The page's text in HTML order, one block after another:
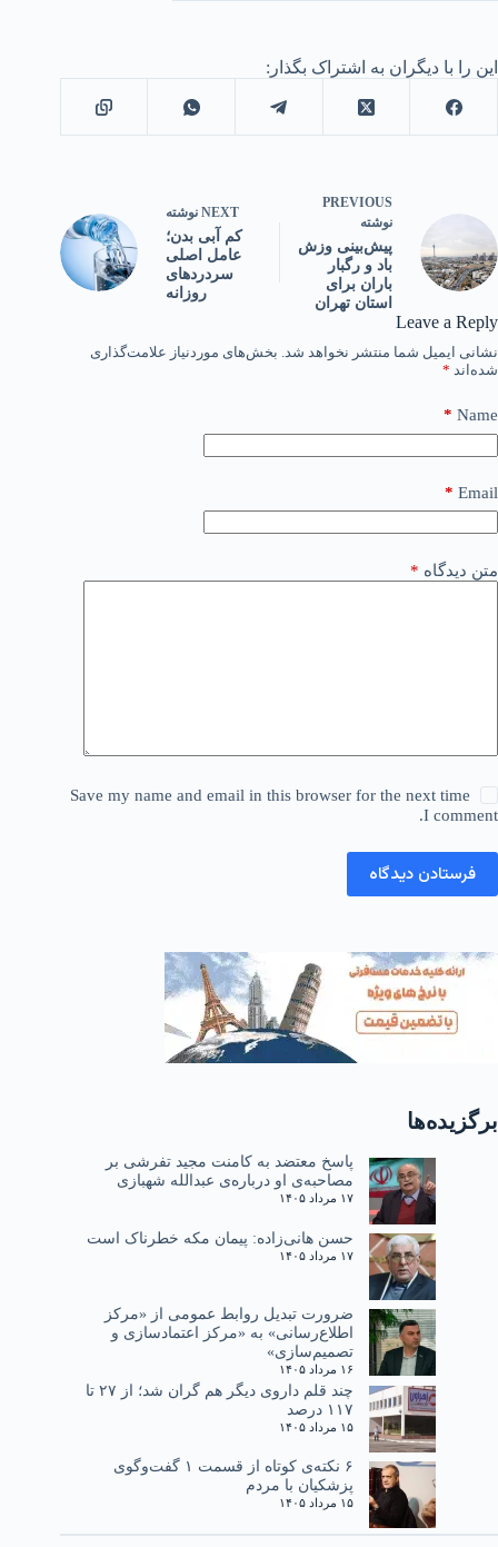
این را با دیگران به اشتراک بگذار:
PREVIOUS
نوشته
پیش‌بینی وزش
باد و رگبار
باران برای
استان تهران
NEXT نوشته
کم آبی بدن؛
عامل اصلی
سردردهای
روزانه
Leave a Reply
نشانی ایمیل شما منتشر نخواهد شد. بخش‌های موردنیاز علامت‌گذاری
شده‌اند *
Name
*
Email
*
متن دیدگاه *
Save my name and email in this browser for the next time
I comment.
فرستادن دیدگاه
برگزیده‌ها
پاسخ معتضد به کامنت مجید تفرشی بر
مصاحبه‌ی او درباره‌ی عبدالله شهبازی
۱۷ مرداد ۱۴۰۵
حسن هانی‌زاده: پیمان مکه خطرناک است
۱۷ مرداد ۱۴۰۵
ضرورت تبدیل روابط عمومی از «مرکز
اطلاع‌رسانی» به «مرکز اعتمادسازی و
تصمیم‌سازی»
۱۶ مرداد ۱۴۰۵
چند قلم داروی دیگر هم گران شد؛ از ۲۷ تا
۱۱۷ درصد
۱۵ مرداد ۱۴۰۵
۶ نکته‌ی کوتاه از قسمت ۱ گفت‌وگوی
پزشکیان با مردم
۱۵ مرداد ۱۴۰۵